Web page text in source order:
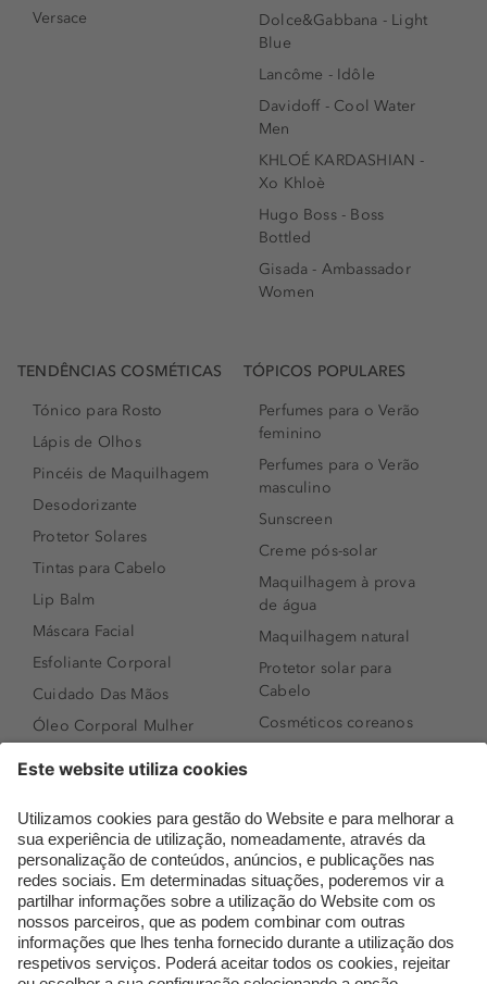
Versace
Dolce&Gabbana - Light
Blue
Lancôme - Idôle
Davidoff - Cool Water
Men
KHLOÉ KARDASHIAN -
Xo Khloè
Hugo Boss - Boss
Bottled
Gisada - Ambassador
Women
TENDÊNCIAS COSMÉTICAS
Tónico para Rosto
Lápis de Olhos
Pincéis de Maquilhagem
Desodorizante
Protetor Solares
Tintas para Cabelo
Lip Balm
Máscara Facial
Esfoliante Corporal
Cuidado Das Mãos
Óleo Corporal Mulher
Sérum de Rosto
Body mist & Spray
corporal
Produtos para Cabelo
Homem
Espuma de Limpeza
TÓPICOS POPULARES
Perfumes para o Verão
feminino
Perfumes para o Verão
masculino
Sunscreen
Creme pós-solar
Maquilhagem à prova
de água
Maquilhagem natural
Protetor solar para
Cabelo
Cosméticos coreanos
Perfumes árabes
Novidades
Melhores Perfumes
Femininos
TOP 10: Perfumes
Masculinos